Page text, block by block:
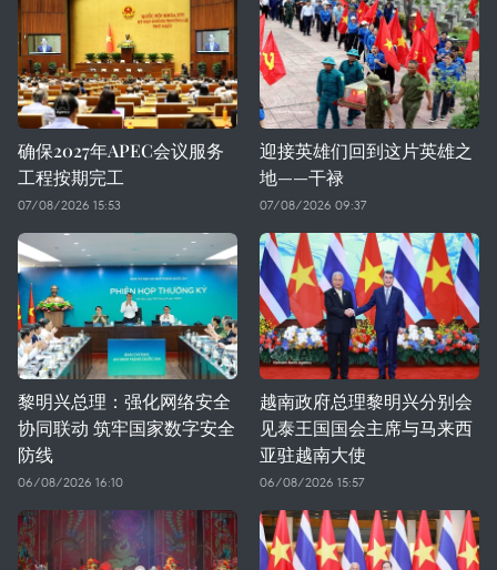
确保2027年APEC会议服务
工程按期完工
07/08/2026 15:53
迎接英雄们回到这片英雄之
地——干禄
07/08/2026 09:37
黎明兴总理：强化网络安全
协同联动 筑牢国家数字安全
防线
06/08/2026 16:10
越南政府总理黎明兴分别会
见泰王国国会主席与马来西
亚驻越南大使
06/08/2026 15:57